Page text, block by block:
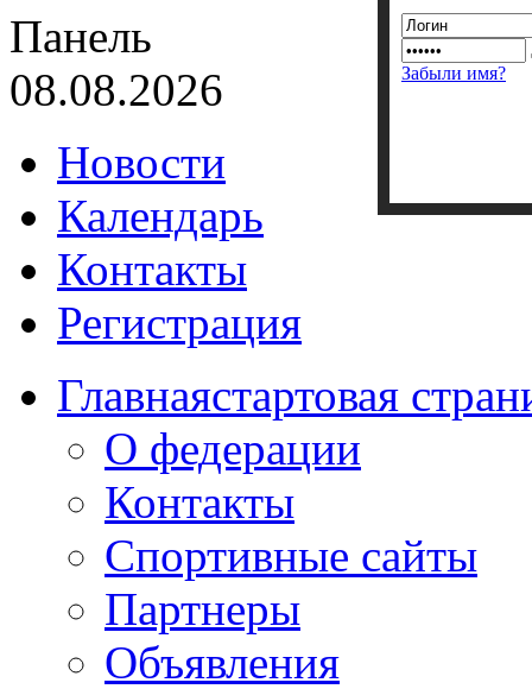
Забыли имя?
Панель
08.08.2026
Новости
Календарь
Контакты
Регистрация
Главнаястартовая
О федерации
Контакты
Спортивные сайты
Партнеры
Объявления